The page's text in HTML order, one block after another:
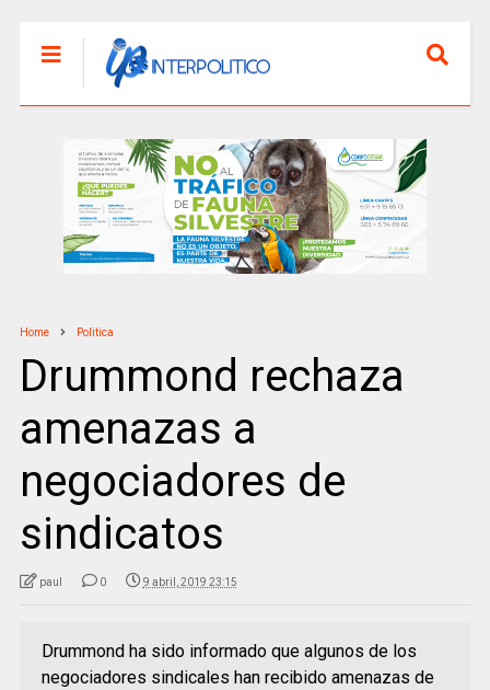
Home Politica
Drummond rechaza
amenazas a
negociadores de
sindicatos
paul 0 9 abril, 2019 23:15
Drummond ha sido informado que algunos de los
negociadores sindicales han recibido amenazas de